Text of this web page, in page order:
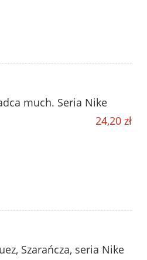
much. Seria Nike
24,20 zł
Szarańcza, seria Nike